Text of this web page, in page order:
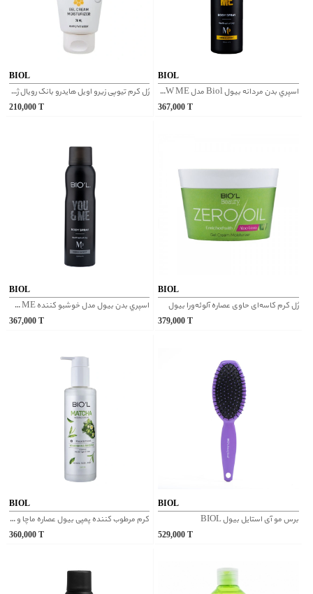
BIOL
ژل کرم تیوپی زیرو اویل هایدرو بانک رویال ژلی بیول
210,000
BIOL
اسپري بدن مردانه بیول Biol مدل FOLLOW ME
367,000
BIOL
اسپري بدن بیول مدل خوشبو كننده YOU & ME
367,000
BIOL
ژل کرم کاسه‌ای حاوی عصاره آلوئه‌ورا بیول
379,000
BIOL
کرم مرطوب کننده پمپی بیول عصاره ماچا و روغن ماکادمیا
360,000
BIOL
برس مو آی استایل بیول BIOL
529,000